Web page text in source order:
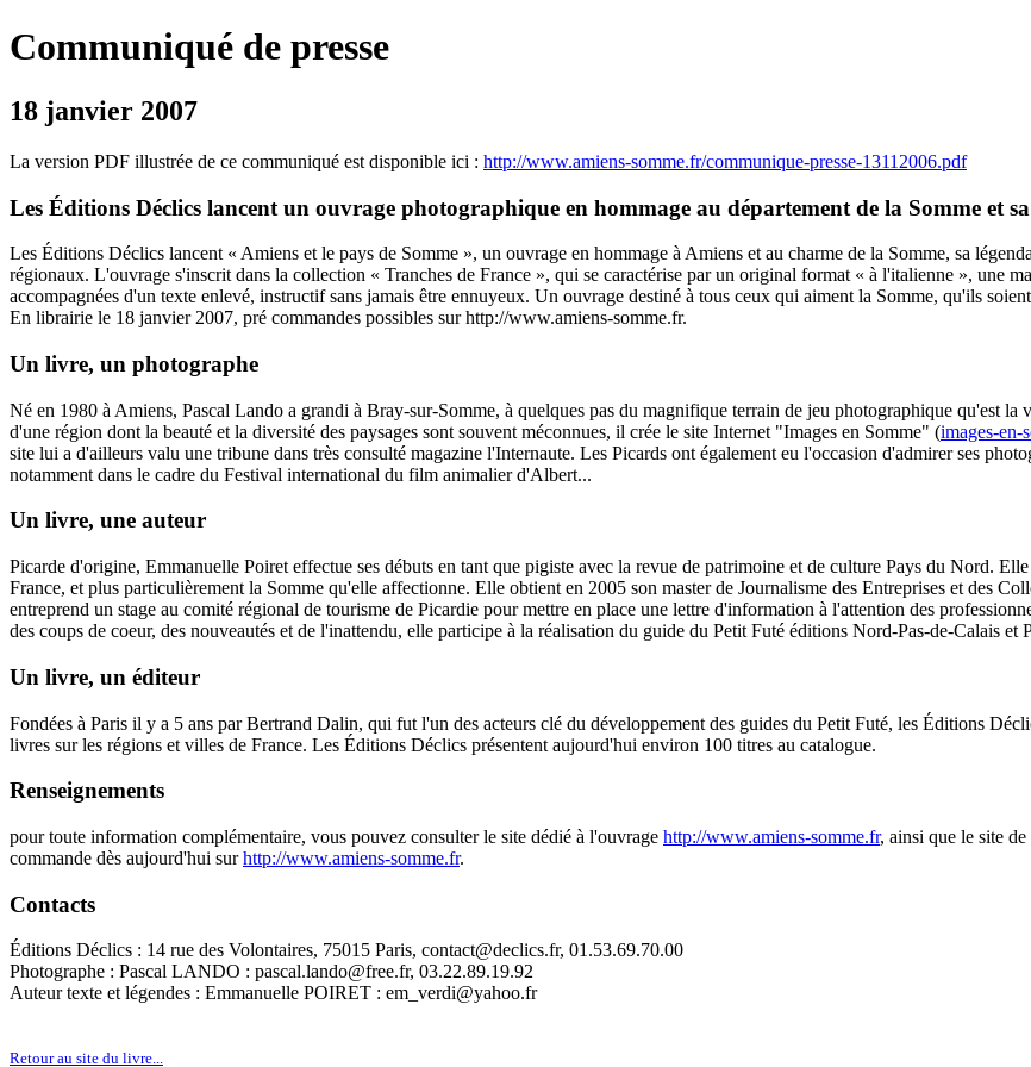
Communiqué de presse
18 janvier 2007
La version PDF illustrée de ce communiqué est disponible ici : http://www.amiens-somme.fr/communique-presse-13112006.pdf
Les Éditions Déclics lancent un ouvrage photographique en hommage au département de la Somme et
Les Éditions Déclics lancent « Amiens et le pays de Somme », un ouvrage en hommage à Amiens et au charme de la Somme, sa
régionaux. L'ouvrage s'inscrit dans la collection « Tranches de France », qui se caractérise par un original format « à l'italienne », une
accompagnées d'un texte enlevé, instructif sans jamais être ennuyeux. Un ouvrage destiné à tous ceux qui aiment la Somme, qu'ils
En librairie le 18 janvier 2007, pré commandes possibles sur http://www.amiens-somme.fr.
Un livre, un photographe
Né en 1980 à Amiens, Pascal Lando a grandi à Bray-sur-Somme, à quelques pas du magnifique terrain de jeu photographique qu'est
d'une région dont la beauté et la diversité des paysages sont souvent méconnues, il crée le site Internet "Images en Somme" (images-en-
site lui a d'ailleurs valu une tribune dans très consulté magazine l'Internaute. Les Picards ont également eu l'occasion d'admirer ses
notamment dans le cadre du Festival international du film animalier d'Albert...
Un livre, une auteur
Picarde d'origine, Emmanuelle Poiret effectue ses débuts en tant que pigiste avec la revue de patrimoine et de culture Pays du Nord.
France, et plus particulièrement la Somme qu'elle affectionne. Elle obtient en 2005 son master de Journalisme des Entreprises et des
entreprend un stage au comité régional de tourisme de Picardie pour mettre en place une lettre d'information à l'attention des
des coups de coeur, des nouveautés et de l'inattendu, elle participe à la réalisation du guide du Petit Futé éditions Nord-Pas-de-Calais et
Un livre, un éditeur
Fondées à Paris il y a 5 ans par Bertrand Dalin, qui fut l'un des acteurs clé du développement des guides du Petit Futé, les Éditions
livres sur les régions et villes de France. Les Éditions Déclics présentent aujourd'hui environ 100 titres au catalogue.
Renseignements
pour toute information complémentaire, vous pouvez consulter le site dédié à l'ouvrage http://www.amiens-somme.fr, ainsi que le site
commande dès aujourd'hui surhttp://www.amiens-somme.fr.
Contacts
Éditions Déclics : 14 rue des Volontaires, 75015 Paris, contact@declics.fr, 01.53.69.70.00
Photographe : Pascal LANDO : pascal.lando@free.fr, 03.22.89.19.92
Auteur texte et légendes : Emmanuelle POIRET : em_verdi@yahoo.fr
Retour au site du livre...